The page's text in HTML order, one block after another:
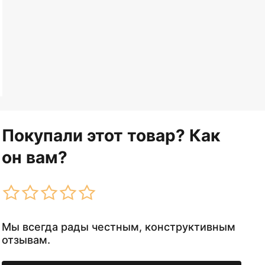
Покупали этот товар? Как
он вам?
Мы всегда рады честным, конструктивным
отзывам.